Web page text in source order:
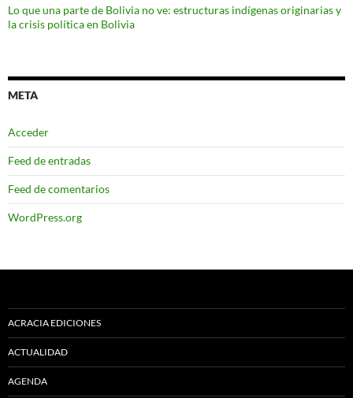
Lo que una parte de Bolivia no ve: estructuras indígenas originarias y
la crisis política en Bolivia
META
Acceder
Feed de entradas
Feed de comentarios
WordPress.org
ACRACIA EDICIONES
ACTUALIDAD
AGENDA